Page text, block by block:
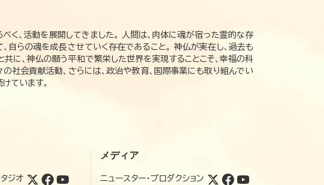
く、活動を展開してきました。 人間は、肉体に魂が宿った霊的な存
自らの魂を成長させていく存在であること。 神仏が実在し、過去も
に、神仏の願う平和で繁栄した世界を実現することこそ、幸福の科
社会貢献活動、さらには、政治や教育、国際事業にも取り組んでい
ています。
ジオ
メディア
ニュースター・プロダクション